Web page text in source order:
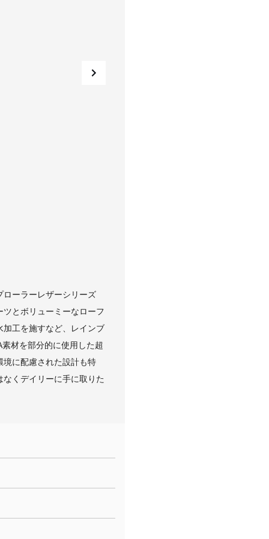
ーラーレザーシリーズ
とボリューミーなローフ
工を施すなど、レインブ
材を部分的に使用した超
に配慮された設計も特
くデイリーに手に取りた